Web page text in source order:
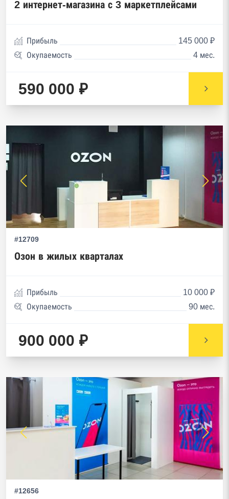
2 интернет-магазина с 3 маркетплейсами
Прибыль
145 000 ₽
Окупаемость
4 мес.
590 000 ₽
#12709
Озон в жилых кварталах
Прибыль
10 000 ₽
Окупаемость
90 мес.
900 000 ₽
#12656